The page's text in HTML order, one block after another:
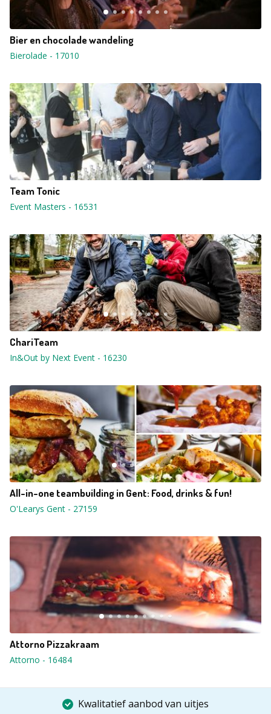
Bier en chocolade wandeling
Bierolade - 17010
Team Tonic
Event Masters - 16531
ChariTeam
In&Out by Next Event - 16230
All-in-one teambuilding in Gent: Food, drinks & fun!
O'Learys Gent - 27159
Attorno Pizzakraam
Attorno - 16484
Kwalitatief aanbod van uitjes